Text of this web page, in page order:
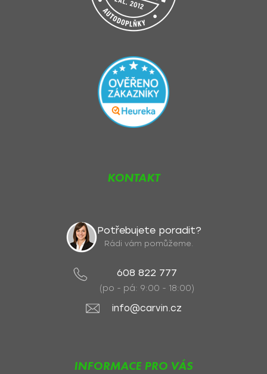
KONTAKT
Potřebujete poradit?
Rádi vám pomůžeme.
608 822 777
(po - pá: 9:00 - 18:00)
info@carvin.cz
INFORMACE PRO VÁS